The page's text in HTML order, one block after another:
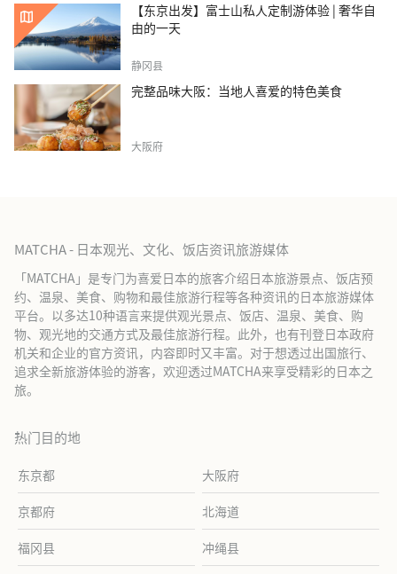
【东京出发】富士山私人定制游体验 | 奢华自
由的一天
静冈县
完整品味大阪：当地人喜爱的特色美食
大阪府
MATCHA - 日本观光、文化、饭店资讯旅游媒体
「MATCHA」是专门为喜爱日本的旅客介绍日本旅游景点、饭店预
约、温泉、美食、购物和最佳旅游行程等各种资讯的日本旅游媒体
平台。以多达10种语言来提供观光景点、饭店、温泉、美食、购
物、观光地的交通方式及最佳旅游行程。此外，也有刊登日本政府
机关和企业的官方资讯，内容即时又丰富。对于想透过出国旅行、
追求全新旅游体验的游客，欢迎透过MATCHA来享受精彩的日本之
旅。
热门目的地
东京都 大阪府
京都府 北海道
福冈县 冲绳县